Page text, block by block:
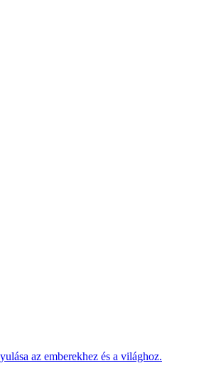
az emberekhez és a világhoz.